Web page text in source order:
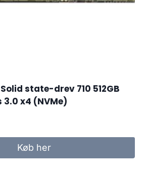
state-drev 710 512GB
3.0 x4 (NVMe)
Køb her